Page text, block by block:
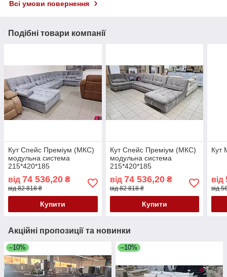
Всі умови повернення
Подібні товари компанії
Кут Спейс Преміум (МКС)
модульна система
215*420*185
від 74 536,20 ₴
від 82 818 ₴
Купити
Кут Спейс Преміум (МКС)
модульна система
215*420*185
від 74 536,20₴
від 82 818 ₴
Купити
Кут
від
від
Акційні пропозиції та новинки
–10% –10%